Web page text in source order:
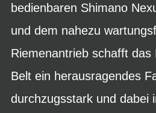
bedienbaren Shimano
und dem nahezu
Riemenantrieb schafft das
Belt ein herausragendes
durchzugsstark und dabei